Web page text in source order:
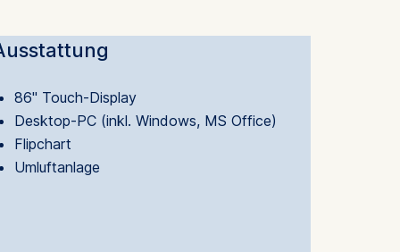
86" Touch-Display
Desktop-PC (inkl. Windows, MS Office)
Flipchart
Umluftanlage